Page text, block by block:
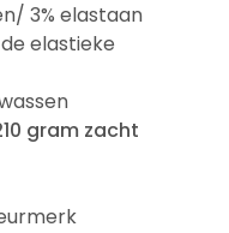
3% elastaan
elastieke
gram zacht